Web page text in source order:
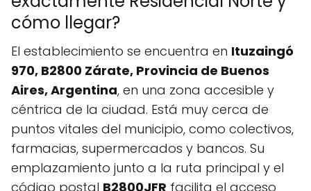
cómo llegar?
El establecimiento se encuentra en Ituzaingó
970, B2800 Zárate, Provincia de Buenos
Aires, Argentina, en una zona accesible y
céntrica de la ciudad. Está muy cerca de
puntos vitales del municipio, como colectivos,
farmacias, supermercados y bancos. Su
emplazamiento junto a la ruta principal y el
código postal B2800JFR facilita el acceso